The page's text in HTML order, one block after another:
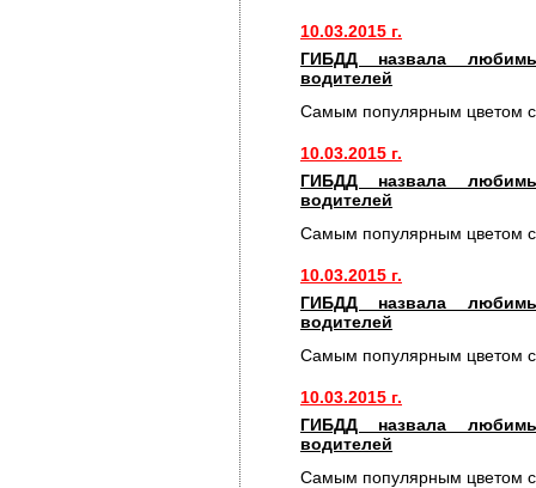
10.03.2015 г.
ГИБДД назвала
водителей
Самым популярным цветом
10.03.2015 г.
ГИБДД назвала
водителей
Самым популярным цветом
10.03.2015 г.
ГИБДД назвала
водителей
Самым популярным цветом
10.03.2015 г.
ГИБДД назвала
водителей
Самым популярным цветом